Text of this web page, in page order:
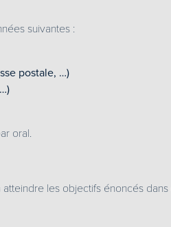
suivantes :
postale, …)
oral.
les objectifs énoncés